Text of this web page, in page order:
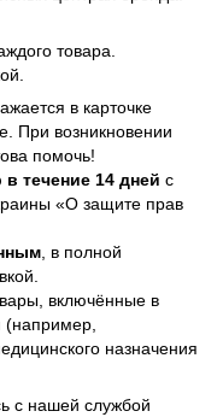
товара.
в карточке
При возникновении
помочь!
течение 14 дней с
«О защите прав
, в полной
включённые в
(например,
назначения
с нашей службой